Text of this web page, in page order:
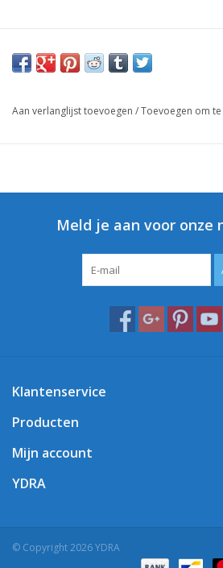
Aan verlanglijst toevoegen /Toevoegen om
Meld je aan voor onze
Klantenservice
Producten
Mijn account
YDRA
© Copyright 2026 YDRA